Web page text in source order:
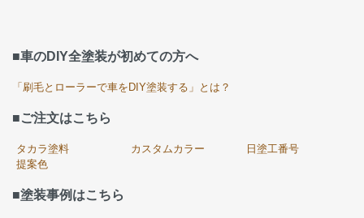
■車のDIY全塗装が初めての方へ
「刷毛とローラーで車をDIY塗装する」とは？
■ご注文はこちら
タカラ塗料
提案色
カスタムカラー 日塗工番号
■塗装事例はこちら